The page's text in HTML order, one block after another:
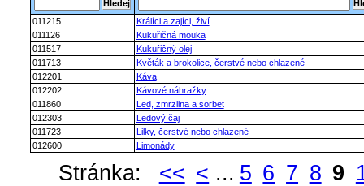
011215
Králíci a zajíci, živí
011126
Kukuřičná mouka
011517
Kukuřičný olej
011713
Květák a brokolice, čerstvé nebo chlazené
012201
Káva
012202
Kávové náhražky
011860
Led, zmrzlina a sorbet
012303
Ledový čaj
011723
Lilky, čerstvé nebo chlazené
012600
Limonády
Stránka: << < ... 5 6 7 8 9